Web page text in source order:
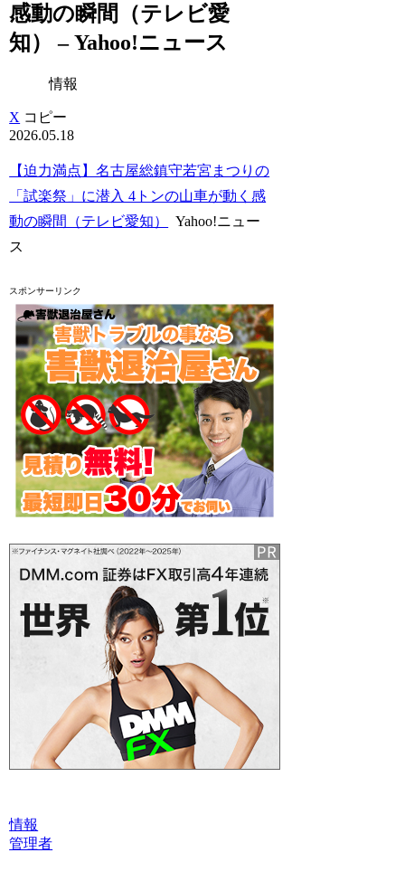
感動の瞬間（テレビ愛
知） – Yahoo!ニュース
情報
X コピー
2026.05.18
【迫力満点】名古屋総鎮守若宮まつりの
「試楽祭」に潜入 4トンの山車が動く感
動の瞬間（テレビ愛知）
Yahoo!ニュー
ス
スポンサーリンク
情報
管理者